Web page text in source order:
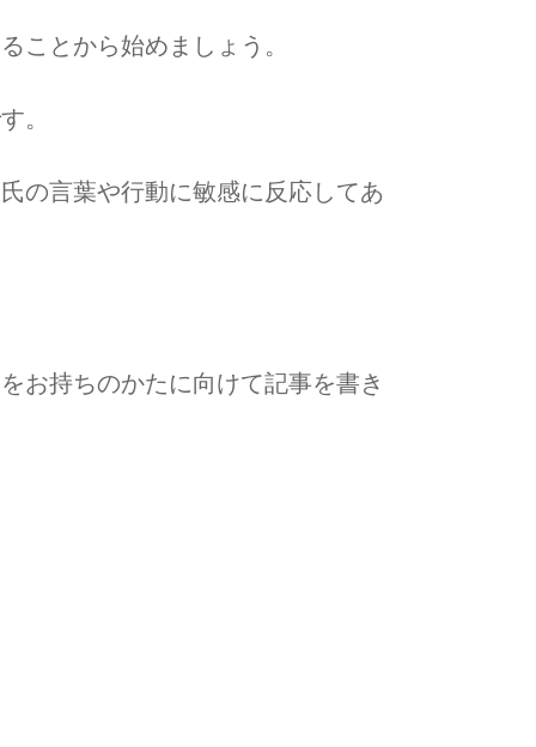
ことから始めましょう。
。
の言葉や行動に敏感に反応してあ
お持ちのかたに向けて記事を書き